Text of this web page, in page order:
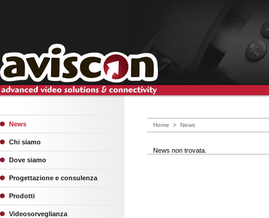
News
Chi siamo
Dove siamo
Progettazione e consulenza
Prodotti
Videosorveglianza
Home >News
News non trovata.